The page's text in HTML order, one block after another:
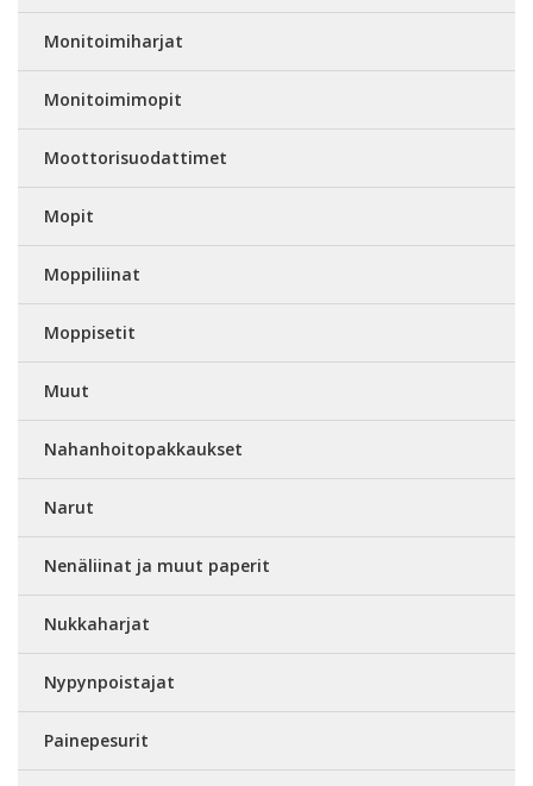
Monitoimiharjat
Monitoimimopit
Moottorisuodattimet
Mopit
Moppiliinat
Moppisetit
Muut
Nahanhoitopakkaukset
Narut
Nenäliinat ja muut paperit
Nukkaharjat
Nypynpoistajat
Painepesurit